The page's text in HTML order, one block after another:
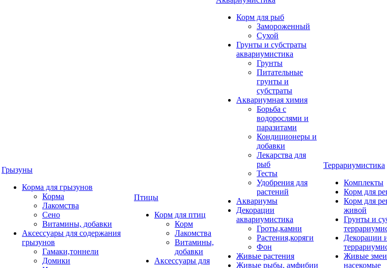
Грызуны
Корма для грызунов
Корма
Лакомства
Сено
Витамины, добавки
Аксессуары для содержания
грызунов
Гамаки,тоннели
Домики
Птицы
Корм для птиц
Корм
Лакомства
Витамины,
добавки
Аксессуары для
Корм для рыб
Замороженный
Сухой
Грунты и субстраты
аквариумистика
Грунты
Питательные
грунты и
субстраты
Аквариумная химия
Борьба с
водорослями и
паразитами
Кондиционеры и
добавки
Лекарства для
рыб
Тесты
Удобрения для
растений
Аквариумы
Декорации
аквариумистика
Гроты,камни
Растения,коряги
Фон
Живые растения
Живые рыбы, амфибии
Террариумистика
Комплекты
Корм для
Корм для
живой
Грунты и
Декорации
Живые
насекомые